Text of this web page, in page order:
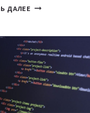
ДАЛЕЕ ТАСК-
ПОЛЕЗНЫХ
ИНСТРУМЕНТОВ
ДЛЯ
РАБОТЫ